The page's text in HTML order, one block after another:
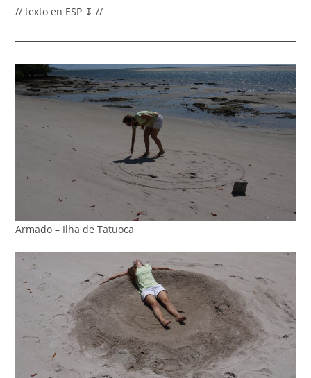
// texto en ESP ↧ //
Armado – Ilha de Tatuoca